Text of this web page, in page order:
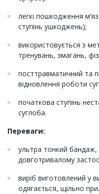
легкі пошкодження
ступінь ушкоджень);
використовується з
тренувань, змагань,
посттравматичний та
відновлення роботи
початкова ступінь
суглоба.
Переваги:
ультра тонкий
довготривалому
виріб виготовлений у
одягається, щільно